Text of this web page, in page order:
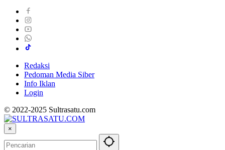
Redaksi
Pedoman Media Siber
Info Iklan
Login
© 2022-2025 Sultrasatu.com
×